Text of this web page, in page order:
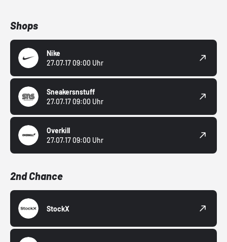
Shops
Nike
27.07.17 09:00 Uhr
Sneakersnstuff
27.07.17 09:00 Uhr
Overkill
27.07.17 09:00 Uhr
2nd Chance
StockX